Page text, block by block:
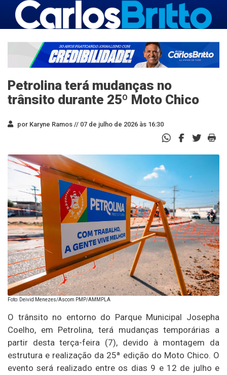
Petrolina terá mudanças no
trânsito durante 25º Moto Chico
por Karyne Ramos // 07 de julho de 2026 às 16:30
Foto: Deivid Menezes/Ascom PMP/AMMPLA
O trânsito no entorno do Parque Municipal Josepha
Coelho, em Petrolina, terá mudanças temporárias a
partir desta terça-feira (7), devido à montagem da
estrutura e realização da 25ª edição do Moto Chico. O
evento será realizado entre os dias 9 e 12 de julho e